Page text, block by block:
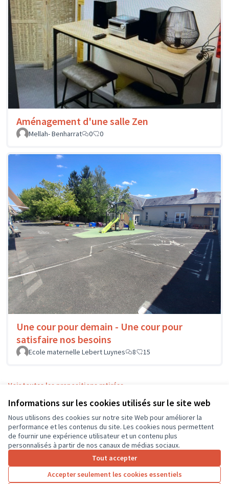
Informations sur les cookies utilisés sur le site web
Nous utilisons des cookies sur notre site Web pour améliorer la
performance et les contenus du site. Les cookies nous permettent
de fournir une expérience utilisateur et un contenu plus
personnalisés à partir de nos canaux de médias sociaux.
Tout accepter
Accepter seulement les cookies essentiels
Aménagement d'une salle Zen
Mellah- Benharrat 0 0
Une cour pour demain - Une cour pour
satisfaire nos besoins
Ecole maternelle Lebert Luynes 8 15
Voir toutes les propositions retirées
Conditions d'utilisation
Paramètres des cookies
CD37 sur X
(Lien externe)
CD37 sur Facebook
CD37 sur Instagram
CD37 sur YouTube
(Lien externe)